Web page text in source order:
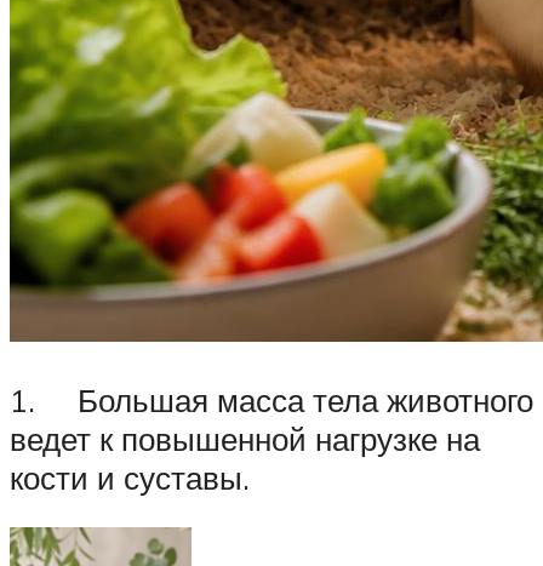
1. Большая масса тела животного
ведет к повышенной нагрузке на
кости и суставы.